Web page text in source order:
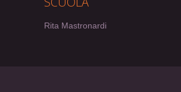
Rita Mastronardi